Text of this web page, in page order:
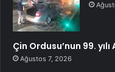
Çin Ordusu’nun 99.
Ağustos 7, 2026